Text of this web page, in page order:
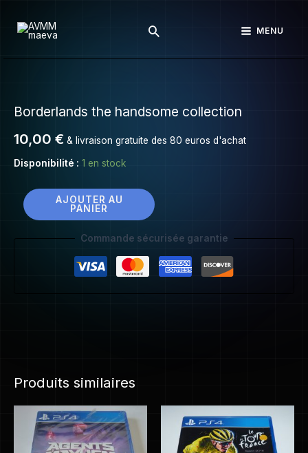
Rechercher MENU
Borderlands the handsome collection
10,00 € & livraison gratuite des 80 euros d'achat
Disponibilité : 1 en stock
Borderlands
handsome
collection
AJOUTER AU
PANIER
Commande sécurisée garantie
Produits similaires
handsome